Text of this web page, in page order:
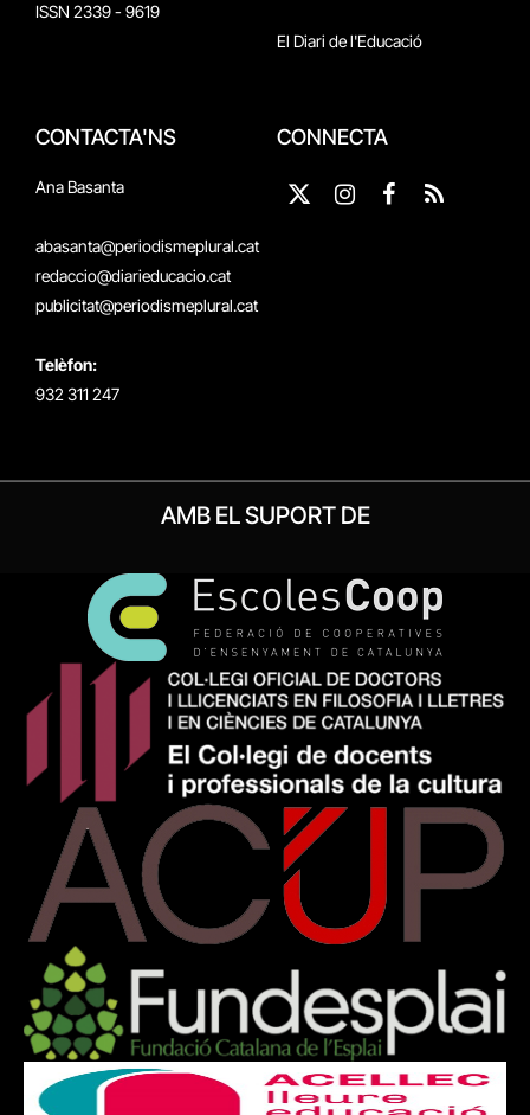
ISSN 2339 - 9619
El Diari de l'Educació
CONTACTA'NS
Ana Basanta
abasanta@periodismeplural.cat
redaccio@diarieducacio.cat
publicitat@periodismeplural.cat
Telèfon:
932 311 247
CONNECTA
X
Instagram
Facebook
RSS
AMB EL SUPORT DE